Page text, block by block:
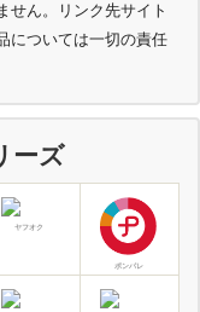
せん。リンク先サイト
については一切の責任
ーズ
ヤフオク
ポンパレ